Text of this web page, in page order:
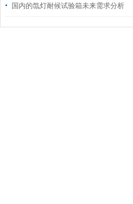
国内的氙灯耐候试验箱未来需求分析